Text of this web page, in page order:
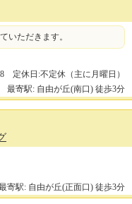
いただきます。
定休日:不定休（主に月曜日）
最寄駅: 自由が丘(南口) 徒歩3分
寄駅: 自由が丘(正面口) 徒歩3分